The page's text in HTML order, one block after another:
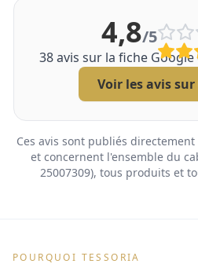
4,8/5
38avis sur la fiche
Voir les avis sur
Ces avis sont publiés
et concernent l'ensemble du
25007309), tous produits et
POURQUOI TESSORIA